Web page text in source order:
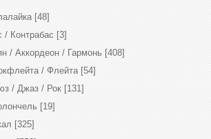
[48]
/ Контрабас [3]
/ Аккордеон / Гармонь [408]
/ Флейта [54]
/ Джаз / Рок [131]
[19]
[325]